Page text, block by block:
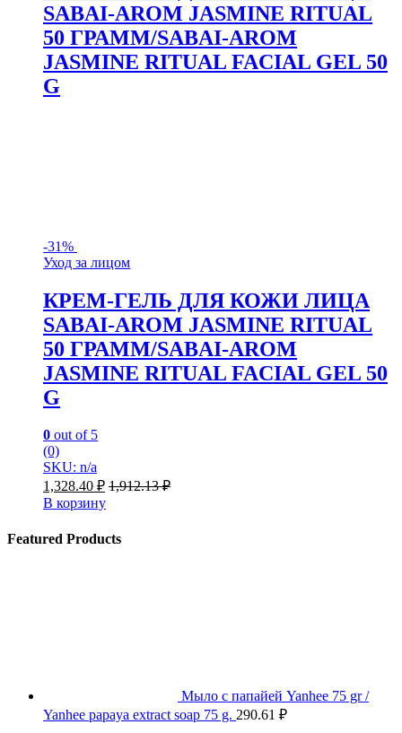
SABAI-AROM JASMINE RITUAL
50 ГРАММ/SABAI-AROM
JASMINE RITUAL FACIAL GEL 50
G
-31%
Уход за лицом
КРЕМ-ГЕЛЬ ДЛЯ КОЖИ ЛИЦА
SABAI-AROM JASMINE RITUAL
50 ГРАММ/SABAI-AROM
JASMINE RITUAL FACIAL GEL 50
G
0 out of 5
(0)
SKU: n/a
1,328.40 ₽ 1,912.13₽
В корзину
Featured Products
Мыло с папайей Yanhee 75 gr /
Yanhee papaya extract soap 75 g. 290.61 ₽